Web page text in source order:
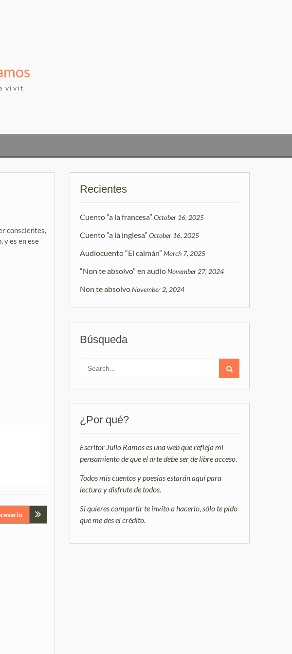
vivit
conscientes,
y es en ese
Recientes
Cuento “a la francesa” October 16, 2025
Cuento “a la inglesa” October 16, 2025
Audiocuento “El caimán” March 7, 2025
“Non te absolvo” en audioNovember 27, 2024
Non te absolvoNovember 2, 2024
Búsqueda
¿Por qué?
Escritor Julio Ramos es una web que refleja mi
pensamiento de que el arte debe ser de libre acceso.
Todos mis cuentos y poesías estarán aquí para
lectura y disfrute de todos.
Si quieres compartir te invito a hacerlo, sólo te pido
que me des el crédito.